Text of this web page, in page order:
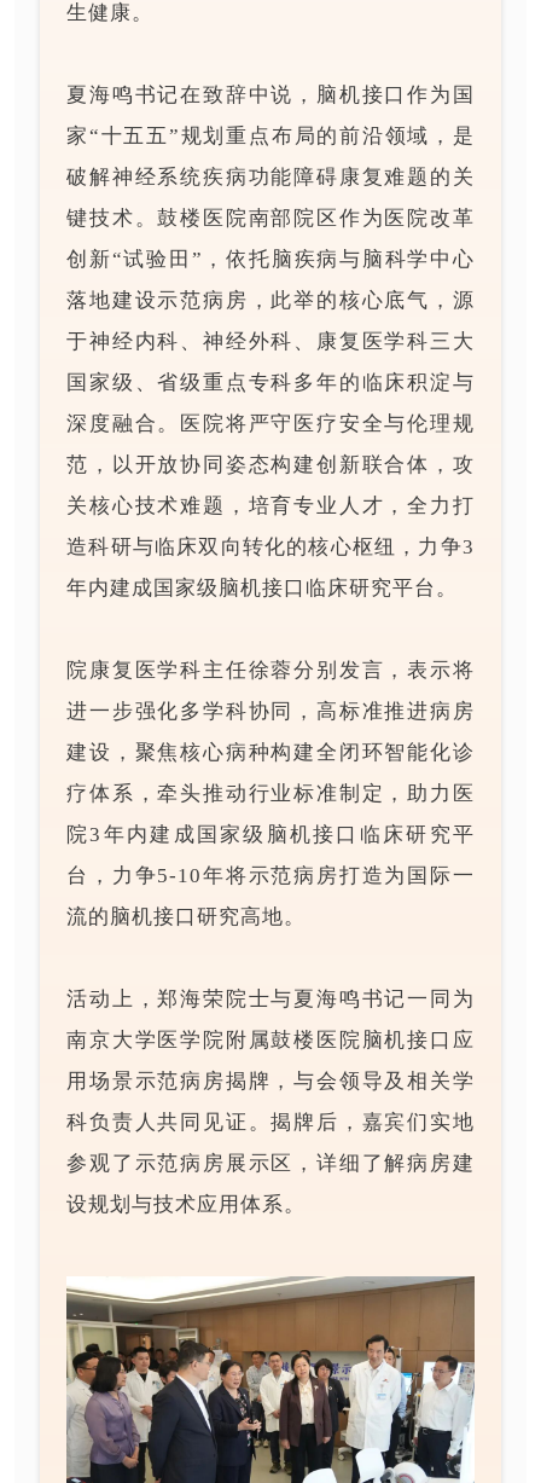
生健康。
夏海鸣书记在致辞中说，脑机接口作为国
家“十五五”规划重点布局的前沿领域，是
破解神经系统疾病功能障碍康复难题的关
键技术。鼓楼医院南部院区作为医院改革
创新“试验田”，依托脑疾病与脑科学中心
落地建设示范病房，此举的核心底气，源
于神经内科、神经外科、康复医学科三大
国家级、省级重点专科多年的临床积淀与
深度融合。医院将严守医疗安全与伦理规
范，以开放协同姿态构建创新联合体，攻
关核心技术难题，培育专业人才，全力打
造科研与临床双向转化的核心枢纽，力争3
年内建成国家级脑机接口临床研究平台。
院康复医学科主任徐蓉分别发言，表示将
进一步强化多学科协同，高标准推进病房
建设，聚焦核心病种构建全闭环智能化诊
疗体系，牵头推动行业标准制定，助力医
院3年内建成国家级脑机接口临床研究平
台，力争5-10年将示范病房打造为国际一
流的脑机接口研究高地。
活动上，郑海荣院士与夏海鸣书记一同为
南京大学医学院附属鼓楼医院脑机接口应
用场景示范病房揭牌，与会领导及相关学
科负责人共同见证。揭牌后，嘉宾们实地
参观了示范病房展示区，详细了解病房建
设规划与技术应用体系。